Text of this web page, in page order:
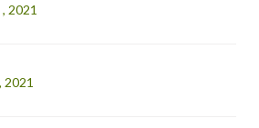
2021
2021